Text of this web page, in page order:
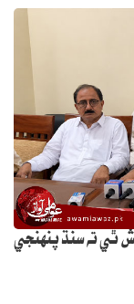
ٿي ته سنڌ پنهنجي